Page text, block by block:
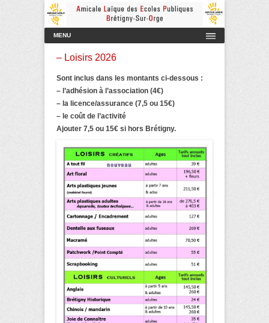
AmicaleLaiqueBretigny
Amicale Laïque des Ecoles Publiques de Brétigny-sur-Orge
Menu principal
Aller au contenu
MENU
– Loisirs 2026
Sont inclus dans les montants ci-dessous :
– l’adhésion à l’association (4€)
– la licence/assurance (7,5 ou 15€)
– le coût de l’activité
Ajouter 7,5 ou 15€ si hors Brétigny.